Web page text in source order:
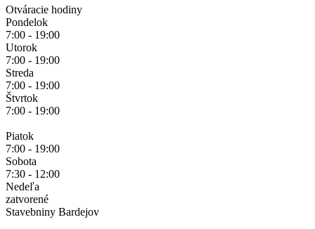
Otváracie hodiny
Pondelok
7:00 - 19:00
Utorok
7:00 - 19:00
Streda
7:00 - 19:00
Štvrtok
7:00 - 19:00
Piatok
7:00 - 19:00
Sobota
7:30 - 12:00
Nedeľa
zatvorené
Stavebniny Bardejov